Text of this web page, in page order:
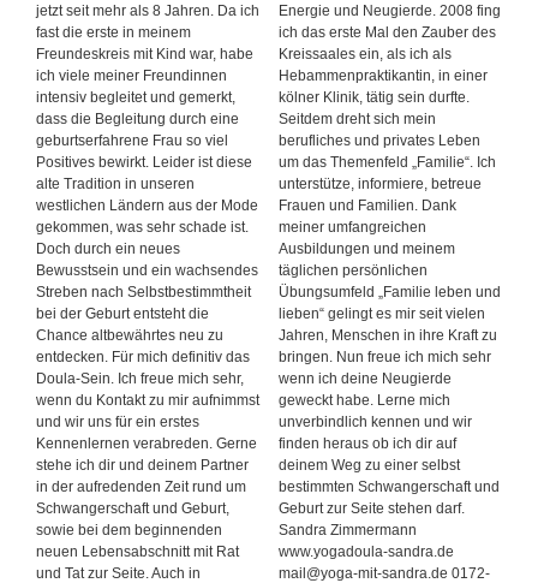
jetzt seit mehr als 8 Jahren. Da ich
fast die erste in meinem
Freundeskreis mit Kind war, habe
ich viele meiner Freundinnen
intensiv begleitet und gemerkt,
dass die Begleitung durch eine
geburtserfahrene Frau so viel
Positives bewirkt. Leider ist diese
alte Tradition in unseren
westlichen Ländern aus der Mode
gekommen, was sehr schade ist.
Doch durch ein neues
Bewusstsein und ein wachsendes
Streben nach Selbstbestimmtheit
bei der Geburt entsteht die
Chance altbewährtes neu zu
entdecken. Für mich definitiv das
Doula-Sein. Ich freue mich sehr,
wenn du Kontakt zu mir aufnimmst
und wir uns für ein erstes
Kennenlernen verabreden. Gerne
stehe ich dir und deinem Partner
in der aufredenden Zeit rund um
Schwangerschaft und Geburt,
sowie bei dem beginnenden
neuen Lebensabschnitt mit Rat
und Tat zur Seite. Auch in
Energie und Neugierde. 2008 fing
ich das erste Mal den Zauber des
Kreissaales ein, als ich als
Hebammenpraktikantin, in einer
kölner Klinik, tätig sein durfte.
Seitdem dreht sich mein
berufliches und privates Leben
um das Themenfeld „Familie“. Ich
unterstütze, informiere, betreue
Frauen und Familien. Dank
meiner umfangreichen
Ausbildungen und meinem
täglichen persönlichen
Übungsumfeld „Familie leben und
lieben“ gelingt es mir seit vielen
Jahren, Menschen in ihre Kraft zu
bringen. Nun freue ich mich sehr
wenn ich deine Neugierde
geweckt habe. Lerne mich
unverbindlich kennen und wir
finden heraus ob ich dir auf
deinem Weg zu einer selbst
bestimmten Schwangerschaft und
Geburt zur Seite stehen darf.
Sandra Zimmermann
www.yogadoula-sandra.de
mail@yoga-mit-sandra.de 0172-